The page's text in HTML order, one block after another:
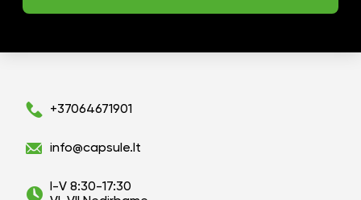
+37064671901
info@capsule.lt
I-V 8:30-17:30